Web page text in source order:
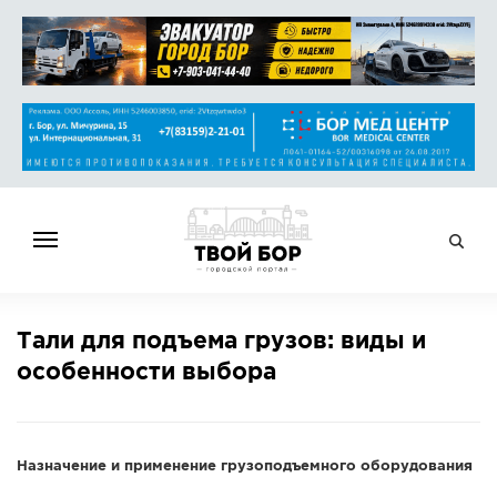
НОВОСТИ
СПРАВОЧНИК
Тали для подъема грузов: виды и
особенности выбора
Назначение и применение грузоподъемного оборудования